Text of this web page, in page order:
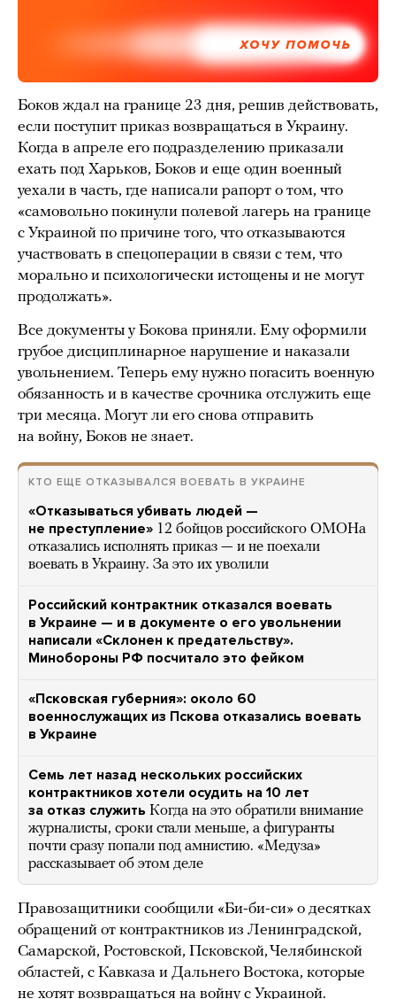
ХОЧУ ПОМОЧЬ
Боков ждал на границе 23 дня, решив действовать,
если поступит приказ возвращаться в Украину.
Когда в апреле его подразделению приказали
ехать под Харьков, Боков и еще один военный
уехали в часть, где написали рапорт о том, что
«самовольно покинули полевой лагерь на границе
с Украиной по причине того, что отказываются
участвовать в спецоперации в связи с тем, что
морально и психологически истощены и не могут
продолжать».
Все документы у Бокова приняли. Ему оформили
грубое дисциплинарное нарушение и наказали
увольнением. Теперь ему нужно погасить военную
обязанность и в качестве срочника отслужить еще
три месяца. Могут ли его снова отправить
на войну, Боков не знает.
КТО ЕЩЕ ОТКАЗЫВАЛСЯ ВОЕВАТЬ В УКРАИНЕ
«Отказываться убивать людей —
не преступление» 12 бойцов российского ОМОНа
отказались исполнять приказ — и не поехали
воевать в Украину. За это их уволили
Российский контрактник отказался воевать
в Украине — и в документе о его увольнении
написали «Склонен к предательству».
Минобороны РФ посчитало это фейком
«Псковская губерния»: около 60
военнослужащих из Пскова отказались воевать
в Украине
Семь лет назад нескольких российских
контрактников хотели осудить на 10 лет
за отказ служить Когда на это обратили внимание
журналисты, сроки стали меньше, а фигуранты
почти сразу попали под амнистию. «Медуза»
рассказывает об этом деле
Правозащитники сообщили «Би-би-си» о десятках
обращений от контрактников из Ленинградской,
Самарской, Ростовской, Псковской, Челябинской
областей, с Кавказа и Дальнего Востока, которые
не хотят возвращаться на войну с Украиной.